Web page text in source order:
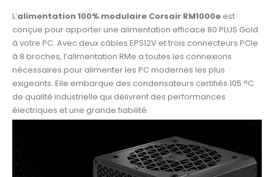
L’alimentation 100% modulaire Corsair RM1000e est
conçue pour apporter une alimentation efficace 80 PLUS Gold
à votre PC. Avec deux câbles EPS12V et trois connecteurs PCIe
à 8 broches, l’alimentation RMe a toutes les connexions
nécessaires pour alimenter les PC modernes les plus
exigeants. Elle embarque des condensateurs certifiés 105 °C
de qualité industrielle qui délivrent des performances
électriques et une grande fiabilité.